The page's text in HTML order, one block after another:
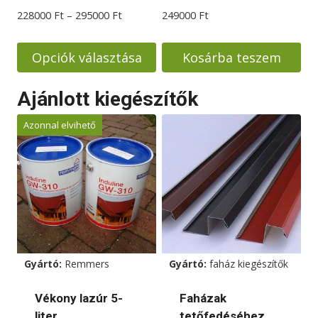
228000 Ft – 295000 FtÁrtartomány:
-
295000 Ft
Opciók választása
a
terméknek
több
variációja
van.
A
változatok
a
termékoldalon
választhatók
249000 Ft
Kosárba teszem
Ajánlott kiegészítők
Azonnal elvihető
Gyártó: Remmers
Vékony lazúr 5-
Gyártó: faház kiegészítők
Faházak